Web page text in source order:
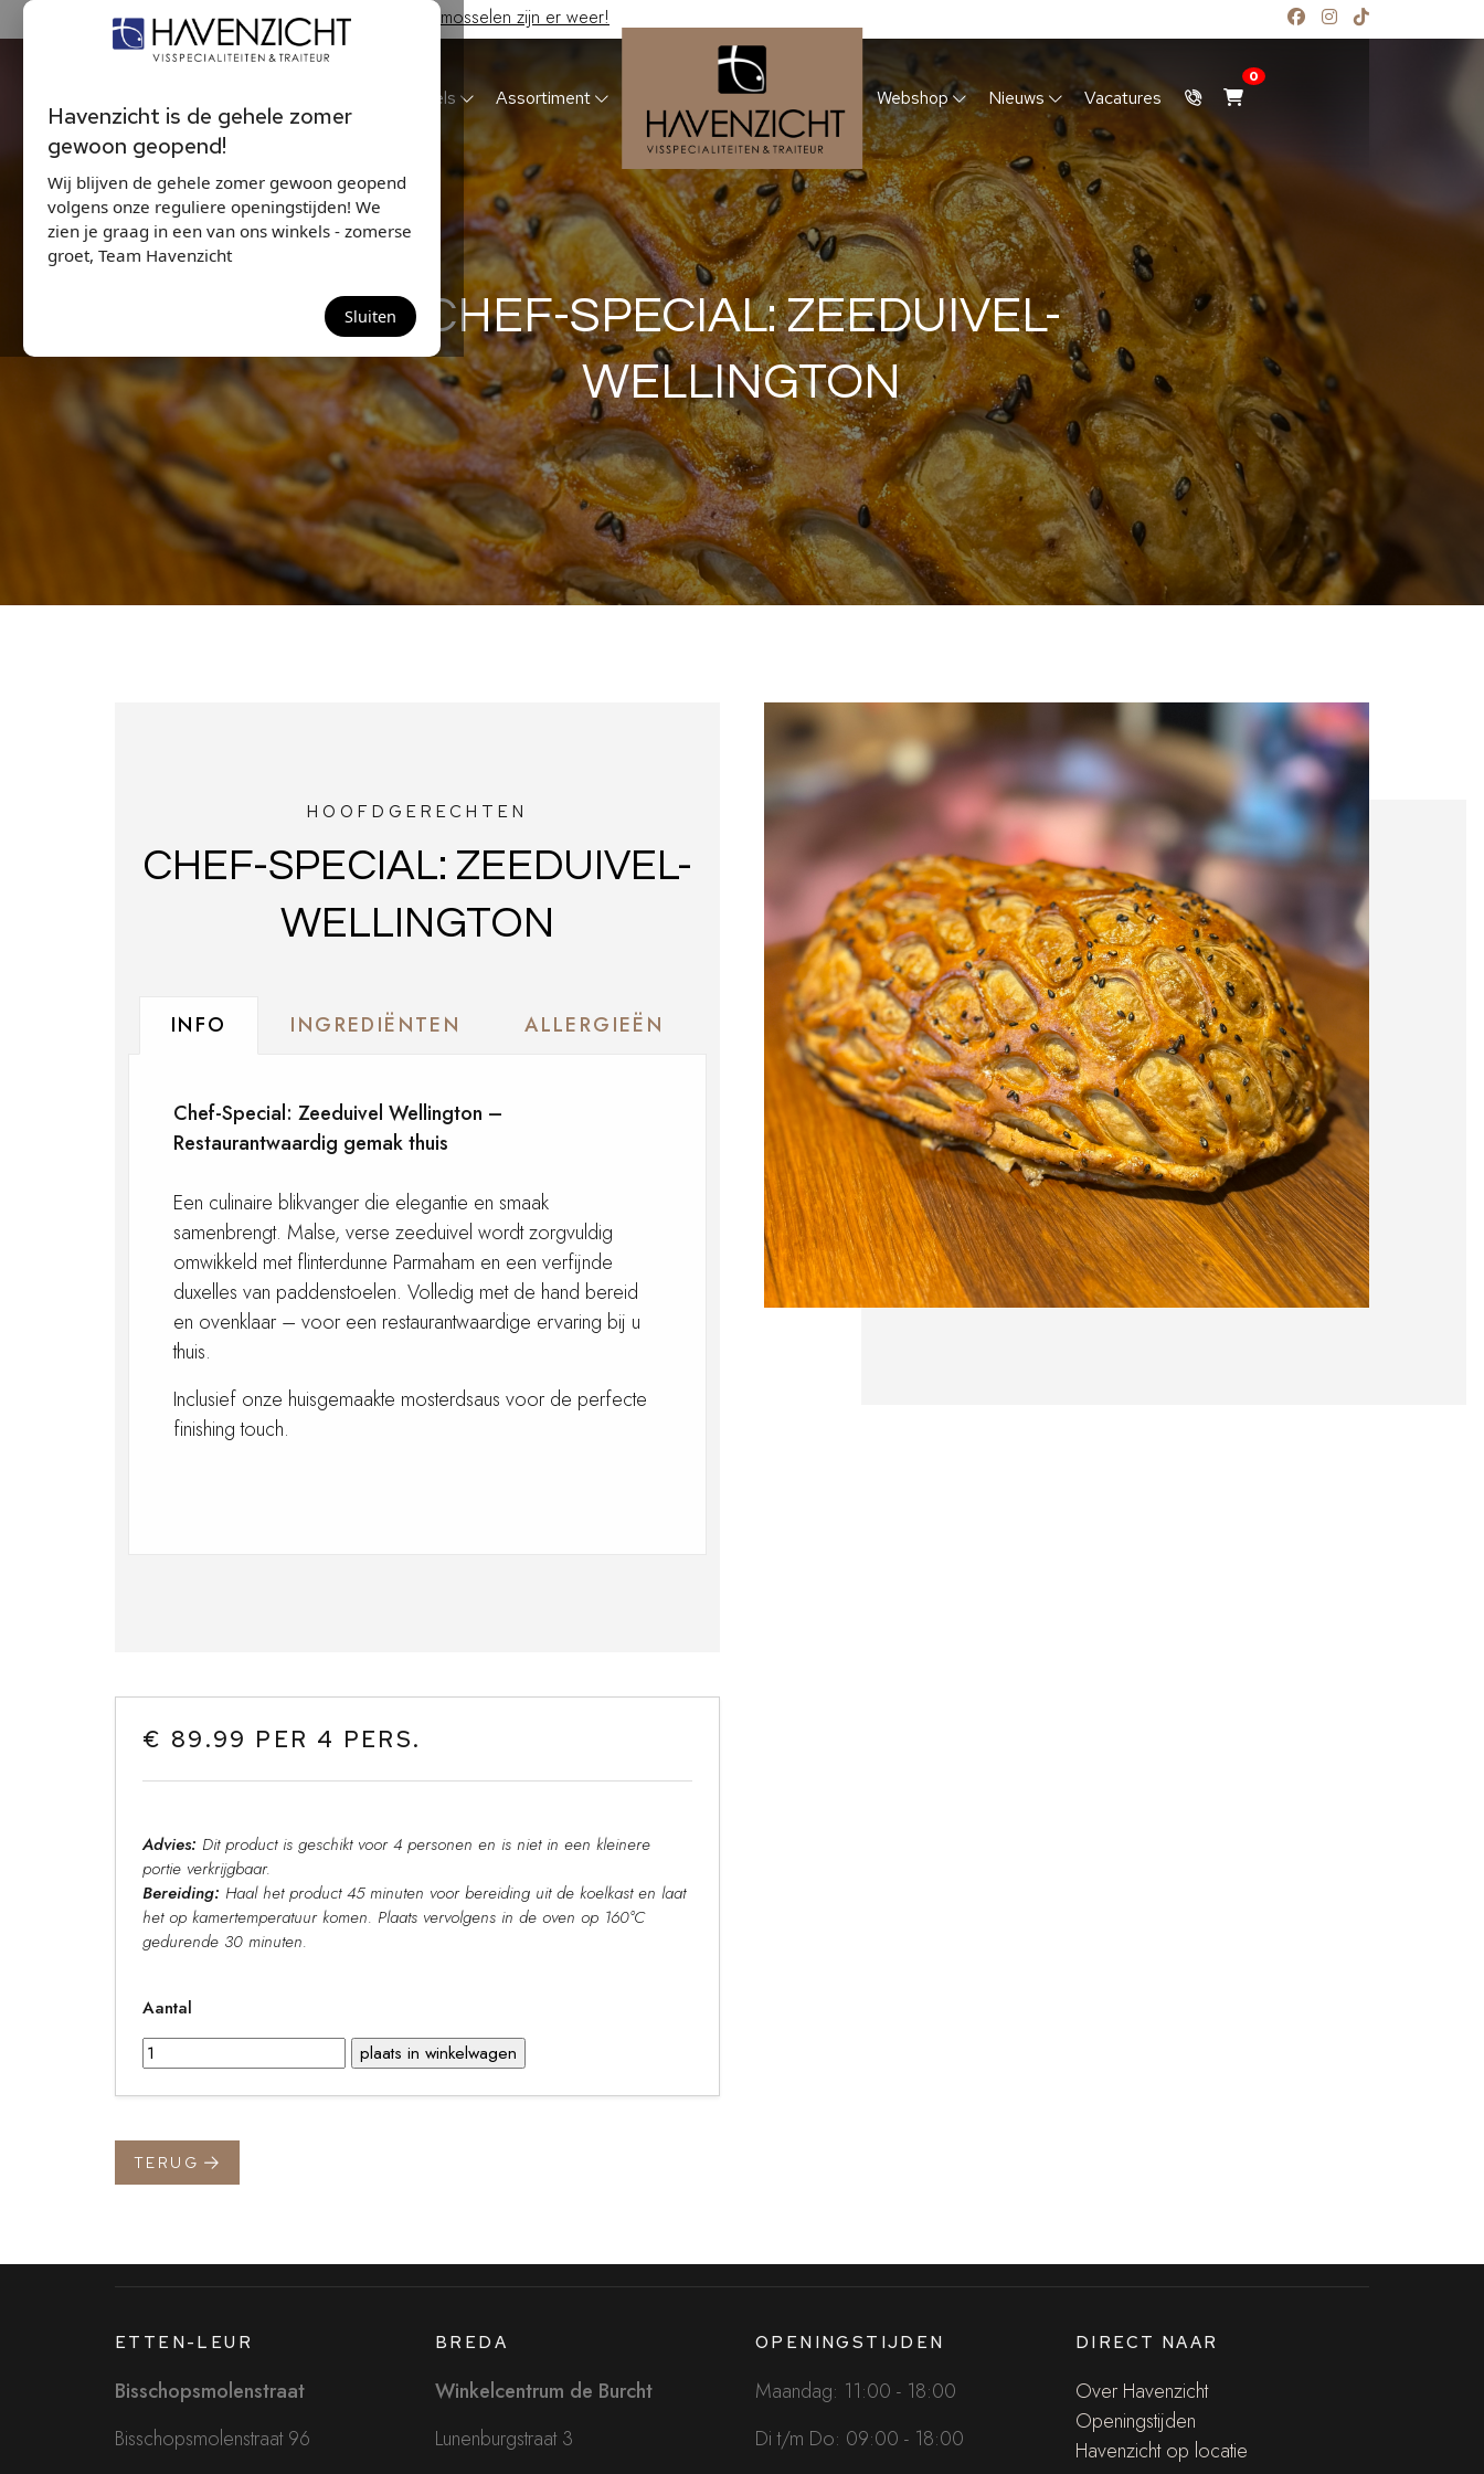
Havenzicht is de gehele zomer
gewoon geopend!
Wij blijven de gehele zomer gewoon geopend
volgens onze reguliere openingstijden! We
zien je graag in een van ons winkels - zomerse
groet, Team Havenzicht
Sluiten
Hollandse Nieuwe & Zeeuwse bodem mosselen zijn er weer!
Winkels Assortiment Webshop Nieuws Vacatures
0
CHEF-SPECIAL: ZEEDUIVEL-
WELLINGTON
HOOFDGERECHTEN
CHEF-SPECIAL: ZEEDUIVEL-
WELLINGTON
INFO INGREDIËNTEN ALLERGIEËN
Chef-Special: Zeeduivel Wellington –
Restaurantwaardig gemak thuis
Een culinaire blikvanger die elegantie en smaak
samenbrengt. Malse, verse zeeduivel wordt zorgvuldig
omwikkeld met flinterdunne Parmaham en een verfijnde
duxelles van paddenstoelen. Volledig met de hand bereid
en ovenklaar – voor een restaurantwaardige ervaring bij u
thuis.
Inclusief onze huisgemaakte mosterdsaus voor de perfecte
finishing touch.
€ 89.99 PER 4 PERS.
Advies: Dit product is geschikt voor 4 personen en is niet in een kleinere
portie verkrijgbaar.
Bereiding: Haal het product 45 minuten voor bereiding uit de koelkast en laat
het op kamertemperatuur komen. Plaats vervolgens in de oven op 160°C
gedurende 30 minuten.
Aantal
TERUG
ETTEN-LEUR
Bisschopsmolenstraat
Bisschopsmolenstraat 96
BREDA
Winkelcentrum de Burcht
Lunenburgstraat 3
OPENINGSTIJDEN
Maandag: 11:00 - 18:00
Di t/m Do: 09:00 - 18:00
DIRECT NAAR
Over Havenzicht
Openingstijden
Havenzicht op locatie